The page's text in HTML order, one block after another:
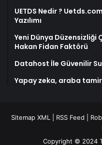
UETDS Nedir ?
Yazılımı
Yeni Dünya Düzensizliği
Hakan Fidan Faktörü
Datahost İle Güvenilir
Yapay zeka, araba
Sitemap XML RSS Feed
Copyright © 2024